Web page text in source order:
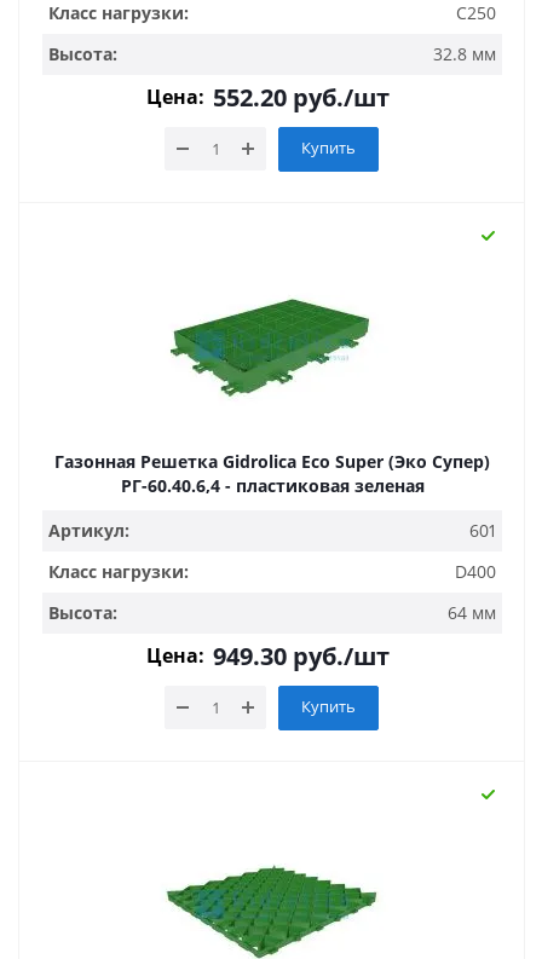
Класс нагрузки:
C250
Высота:
32.8 мм
Цена: 552.20 руб./шт
Купить
Газонная Решетка Gidrolica Eco Super (Эко Супер)
РГ-60.40.6,4 - пластиковая зеленая
Артикул:
601
Класс нагрузки:
D400
Высота:
64 мм
Цена: 949.30 руб./шт
Купить